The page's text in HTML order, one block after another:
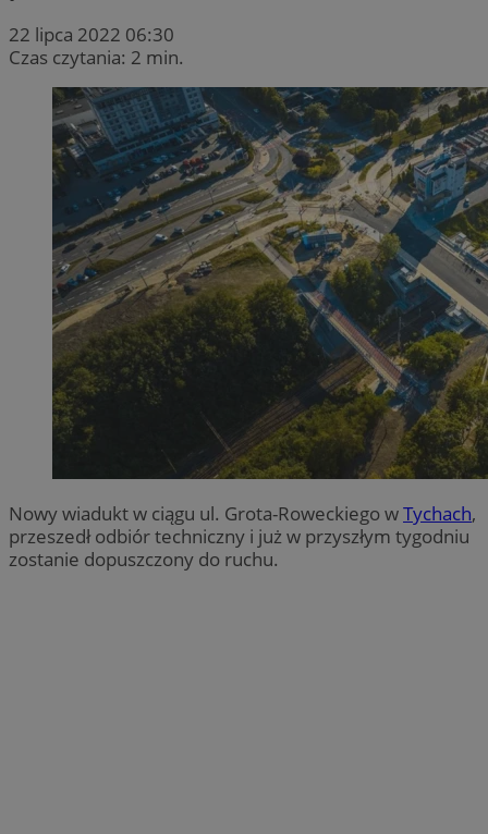
22 lipca 2022 06:30
Czas czytania: 2 min.
Nowy wiadukt w ciągu ul. Grota-Roweckiego wTychach,
przeszedł odbiór techniczny i już w przyszłym tygodniu
zostanie dopuszczony do ruchu.